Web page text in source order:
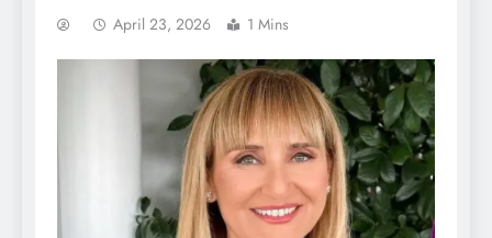
April 23, 2026 1 Mins